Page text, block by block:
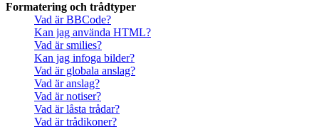
Formatering och trådtyper
Vad är BBCode?
Kan jag använda HTML?
Vad är smilies?
Kan jag infoga bilder?
Vad är globala anslag?
Vad är anslag?
Vad är notiser?
Vad är låsta trådar?
Vad är trådikoner?